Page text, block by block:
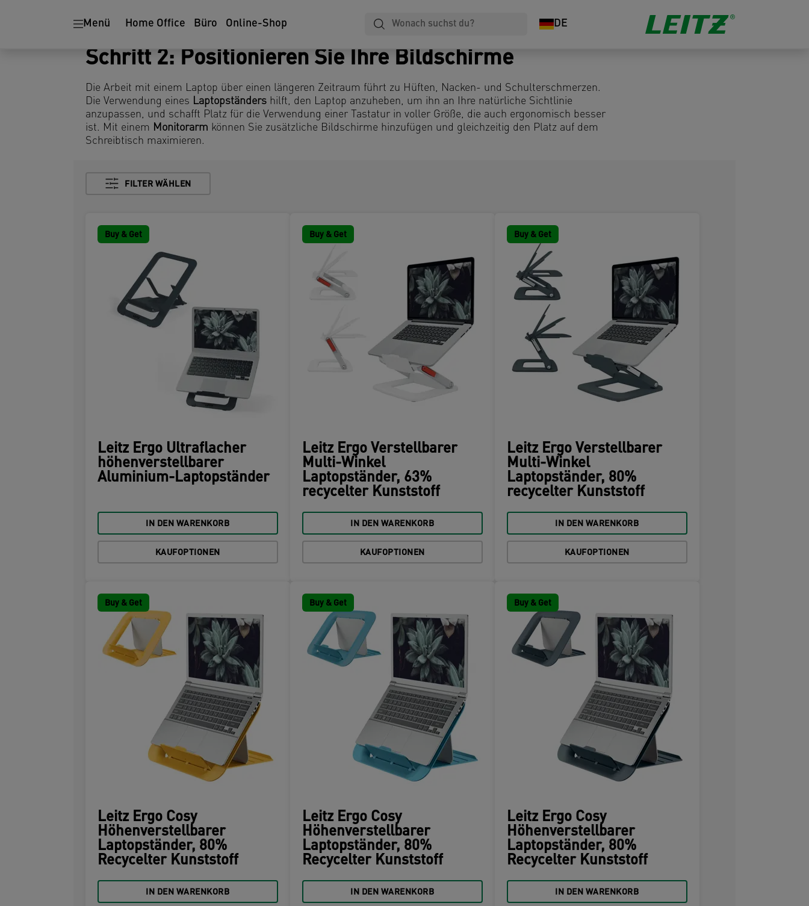
Menü Home Office Büro Online-Shop DE
Schritt 2: Positionieren Sie Ihre Bildschirme
Die Arbeit mit einem Laptop über einen längeren Zeitraum führt zu Hüften, Nacken- und Schulterschmerzen.
Die Verwendung eines Laptopständers hilft, den Laptop anzuheben, um ihn an Ihre natürliche Sichtlinie
anzupassen, und schafft Platz für die Verwendung einer Tastatur in voller Größe, die auch ergonomisch besser
ist. Mit einem Monitorarm können Sie zusätzliche Bildschirme hinzufügen und gleichzeitig den Platz auf dem
Schreibtisch maximieren.
FILTER WÄHLEN
Buy & Get
Leitz Ergo Ultraflacher
höhenverstellbarer
Aluminium-Laptopständer
IN DEN WARENKORB
KAUFOPTIONEN
Buy & Get
Leitz Ergo Verstellbarer
Multi-Winkel
Laptopständer, 63%
recycelter Kunststoff
IN DEN WARENKORB
KAUFOPTIONEN
Buy & Get
Leitz Ergo Verstellbarer
Multi-Winkel
Laptopständer, 80%
recycelter Kunststoff
IN DEN WARENKORB
KAUFOPTIONEN
Buy & Get
Leitz Ergo Cosy
Höhenverstellbarer
Laptopständer, 80%
Recycelter Kunststoff
IN DEN WARENKORB
Buy & Get
Leitz Ergo Cosy
Höhenverstellbarer
Laptopständer, 80%
Recycelter Kunststoff
IN DEN WARENKORB
Buy & Get
Leitz Ergo Cosy
Höhenverstellbarer
Laptopständer, 80%
Recycelter Kunststoff
IN DEN WARENKORB